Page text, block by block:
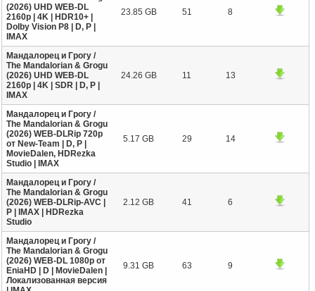
(2026) UHD WEB-DL
2160p | 4K | HDR10+ |
Dolby Vision P8 | D, P |
IMAX
23.85 GB 51 8
Мандалорец и Грогу /
The Mandalorian & Grogu
(2026) UHD WEB-DL
2160p | 4K | SDR | D, P |
IMAX
24.26 GB 11 13
Мандалорец и Грогу /
The Mandalorian & Grogu
(2026) WEB-DLRip 720p
от New-Team | D, P |
MovieDalen, HDRezka
Studio | IMAX
5.17 GB 29 14
Мандалорец и Грогу /
The Mandalorian & Grogu
(2026) WEB-DLRip-AVC |
P | IMAX | HDRezka
Studio
2.12 GB 41 6
Мандалорец и Грогу /
The Mandalorian & Grogu
(2026) WEB-DL 1080p от
EniaHD | D | MovieDalen |
Локализованная версия
9.31 GB 63 9